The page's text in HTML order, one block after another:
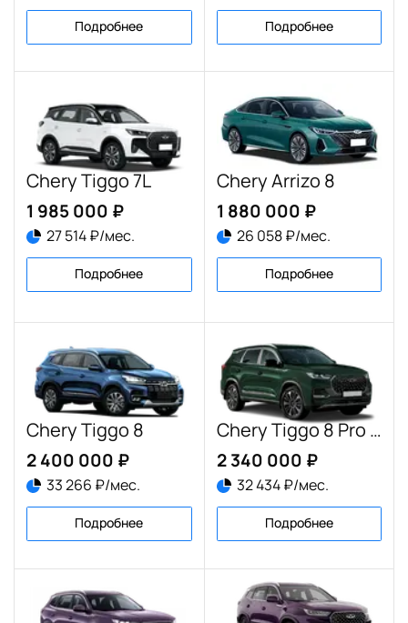
Подробнее Подробнее
Chery Tiggo 7L
1 985 000 ₽
27 514 ₽/мес.
Подробнее
Chery Arrizo 8
1 880 000 ₽
26 058 ₽/мес.
Подробнее
Chery Tiggo 8
2 400 000 ₽
33 266 ₽/мес.
Подробнее
Chery Tiggo 8 Pro Max
2 340 000 ₽
32 434 ₽/мес.
Подробнее